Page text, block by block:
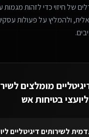
של חיזוי כדי לזהות מגמות
ולהמליץ על פעולות
מומלצים ל
ליועצי בטיחות אש
לשירותים דיגיטליים